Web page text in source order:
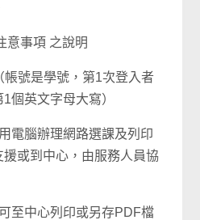
意事項 之說明
號是學號，第1次登入者
個英文字母大寫）
電腦辦理網路選課及列印
或到中心，由服務人員協
至中心列印或另存PDF檔